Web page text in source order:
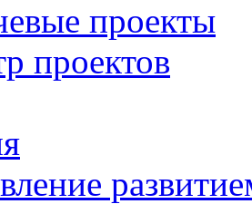
проекты
проектов